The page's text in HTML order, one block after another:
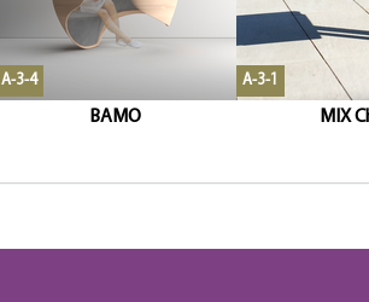
A-3-4
BAMO
A-3-1
MIX